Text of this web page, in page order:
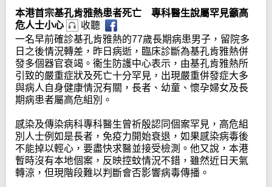
本港首宗基孔肯雅熱患者死亡 專科醫生說屬罕見籲高
危人士小心
收聽
一名早前確診基孔肯雅熱的77歲長期病患男子，留院多
日之後情況轉差，昨日病逝，臨床診斷為基孔肯雅熱併
發多個器官衰竭。衞生防護中心表示，由基孔肯雅熱所
引致的嚴重症狀及死亡十分罕見，出現嚴重併發症大多
與病人自身健康情況有關，長者、幼童、懷孕婦女及長
期病患者屬高危組別。
感染及傳染病科專科醫生曾祈殷認同個案罕見，高危組
別人士例如是長者，免疫力開始衰退，如果感染病毒後
不能掉以輕心，要盡快求醫並接受檢測。他又說，本港
暫時沒有本地個案，反映控蚊情況不錯，雖然近日天氣
轉涼，但現階段難以判斷會否影響病毒傳播。